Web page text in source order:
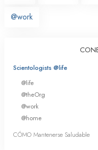
@work
Scientologists @life
@life
@theOrg
@work
@home
CÓMO Mantenerse Saludable